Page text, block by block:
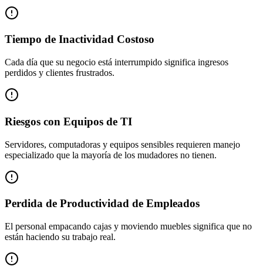
Tiempo de Inactividad Costoso
Cada día que su negocio está interrumpido significa ingresos
perdidos y clientes frustrados.
Riesgos con Equipos de TI
Servidores, computadoras y equipos sensibles requieren manejo
especializado que la mayoría de los mudadores no tienen.
Perdida de Productividad de Empleados
El personal empacando cajas y moviendo muebles significa que no
están haciendo su trabajo real.